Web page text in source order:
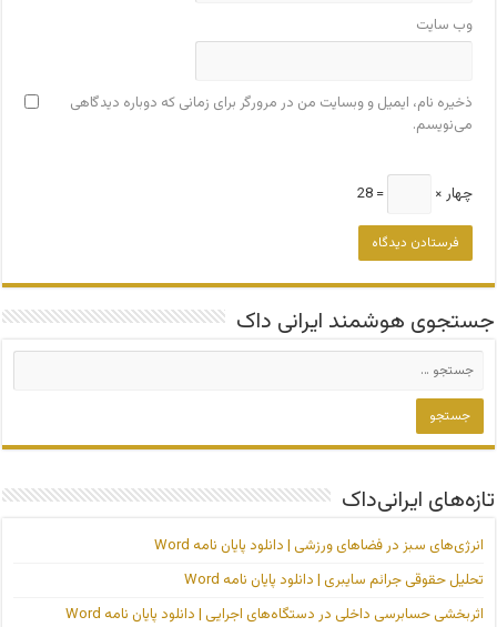
وب‌ سایت
ذخیره نام، ایمیل و وبسایت من در مرورگر برای زمانی که دوباره دیدگاهی
می‌نویسم.
چهار × = 28
جستجوی هوشمند ایرانی داک
تازه‌های ایرانی‌داک
انرژی‌های سبز در فضاهای ورزشی | دانلود پایان نامه Word
تحلیل حقوقی جرائم سایبری | دانلود پایان نامه Word
اثربخشی حسابرسی داخلی در دستگاه‌های اجرایی | دانلود پایان نامه Word